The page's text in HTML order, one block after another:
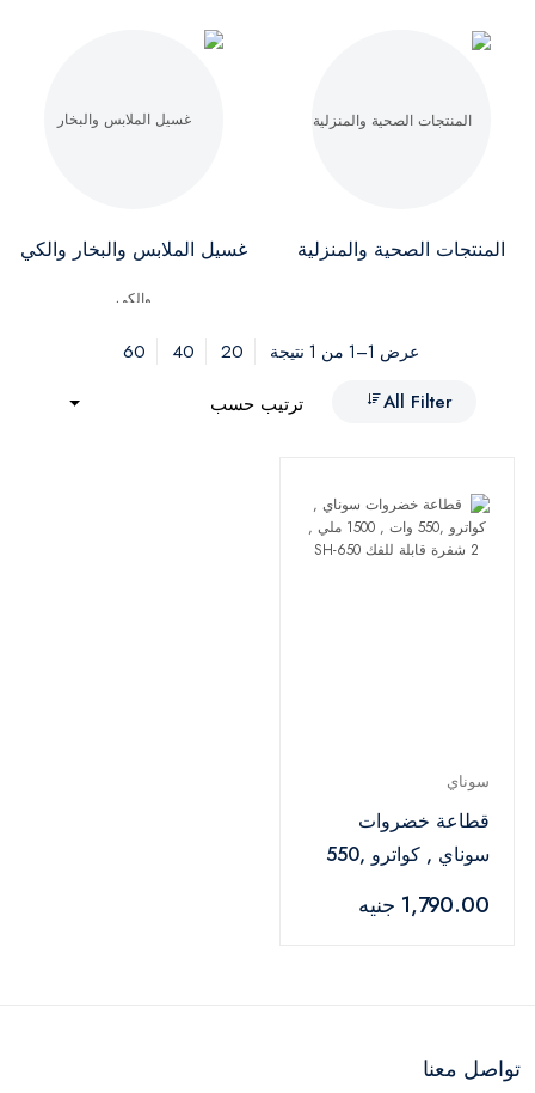
المنتجات الصحية والمنزلية غسيل الملابس والبخار والكي
عرض 1–1 من 1 نتيجة 20
40
60
All Filter
ترتيب حسب
سوناي
قطاعة خضروات
سوناي , كواترو ,550
1,790.00 جنيه
تواصل معنا